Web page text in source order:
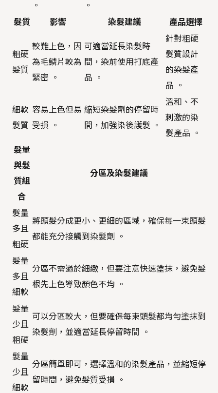
。
。
髮質 影響 染髮建議 產品選擇
粗硬
髮質
較難上色，因
為毛鱗片較為
緊密 。
可適當延長染髮時
間，染前使用打底產
品 。
針對粗硬
髮質設計
的染髮產
品 。
細軟
髮質
容易上色但易
受損 。
縮短染髮劑的停留時
間，加強染後護髮 。
溫和、不
刺激的染
髮產品 。
髮量
與髮
質組
合
分區及染髮建議
髮量
多且
粗硬
將頭髮分成更小、更細的區域，確保每一束頭髮
都能充分接觸到染髮劑 。
髮量
多且
細軟
分區不需過於細緻，但要注意快速塗抹，避免髮
根先上色導致顏色不均 。
髮量
少且
粗硬
可以分區較大，但要確保每束頭髮都均勻塗抹到
染髮劑，並適當延長停留時間 。
髮量
少且
細軟
分區簡單即可，選擇溫和的染髮產品，並縮短停
留時間，避免髮質受損 。